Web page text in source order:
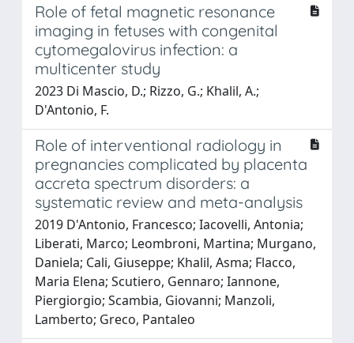
Role of fetal magnetic resonance
imaging in fetuses with congenital
cytomegalovirus infection: a
multicenter study
2023 Di Mascio, D.; Rizzo, G.; Khalil, A.;
D'Antonio, F.
Role of interventional radiology in
pregnancies complicated by placenta
accreta spectrum disorders: a
systematic review and meta-analysis
2019 D'Antonio, Francesco; Iacovelli, Antonia;
Liberati, Marco; Leombroni, Martina; Murgano,
Daniela; Cali, Giuseppe; Khalil, Asma; Flacco,
Maria Elena; Scutiero, Gennaro; Iannone,
Piergiorgio; Scambia, Giovanni; Manzoli,
Lamberto; Greco, Pantaleo